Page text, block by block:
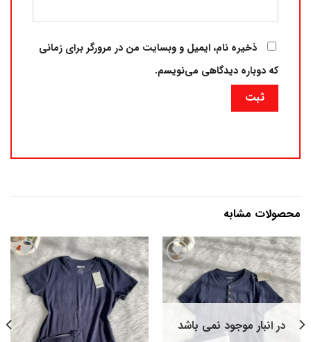
ذخیره نام، ایمیل و وبسایت من در مرورگر برای زمانی
که دوباره دیدگاهی می‌نویسم.
محصولات مشابه
افزودن
به
مندیدر انبار موجود نمی باشد
افزودن
علاقه
مندی
ها